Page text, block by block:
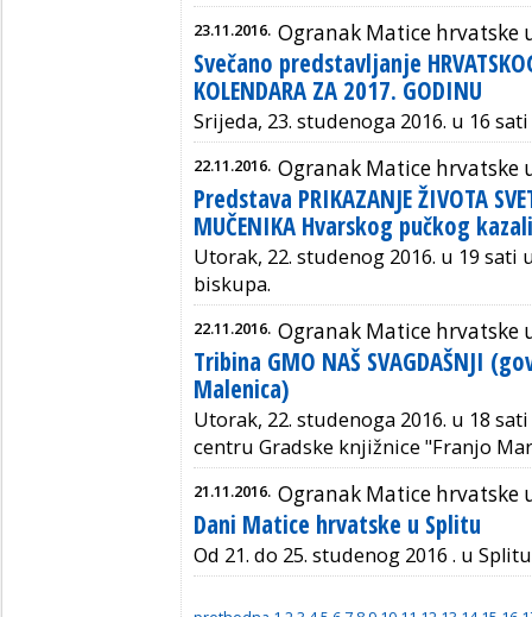
23.11.2016. Ogranak Matice hrvatske
Svečano predstavljanje
KOLENDARA ZA 2017. GODINU
Srijeda, 23. studenoga 2016. u 16
22.11.2016. Ogranak Matice hrvatske
Predstava PRIKAZANJE ŽIVOTA
MUČENIKA Hvarskog pučkog
Utorak, 22. studenog 2016. u 19
biskupa.
22.11.2016. Ogranak Matice hrvatske
Tribina GMO NAŠ SVAGDAŠNJI
Malenica)
Utorak, 22. studenoga 2016. u 18
centru Gradske knjižnice "Franjo
21.11.2016. Ogranak Matice hrvatske
Dani Matice hrvatske u Splitu
Od 21. do 25. studenog 2016 . u